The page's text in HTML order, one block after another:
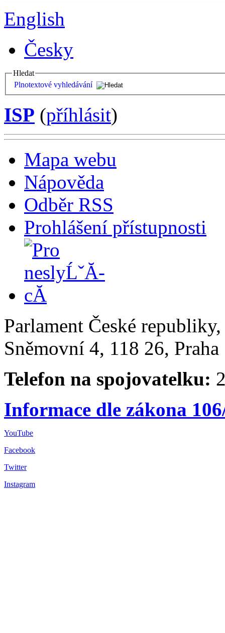
English
Česky
Hledat
Plnotextové vyhledávání
ISP (příhlásit)
Mapa webu
Nápověda
Odběr RSS
Prohlášení přístupnosti
Parlament České
Sněmovní 4, 118 26,
Telefon na spojovatelku:
Informace dle zákona
YouTube
Facebook
Twitter
Instagram